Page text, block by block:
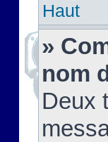
Haut
»
nom
Deux